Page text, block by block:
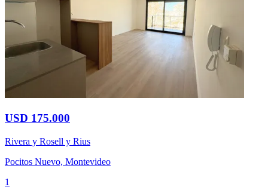
USD 175.000
Rivera y Rosell y Rius
Pocitos Nuevo, Montevideo
1